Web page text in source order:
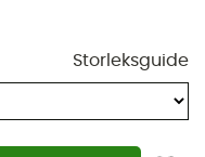
Storleksguide
av grafen